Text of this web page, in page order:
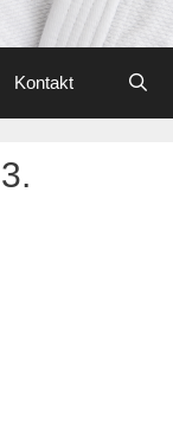
Kontakt